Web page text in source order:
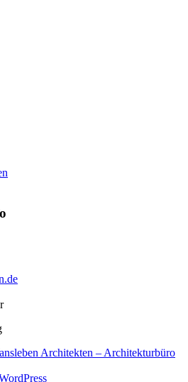
Architekten – Architekturbüro